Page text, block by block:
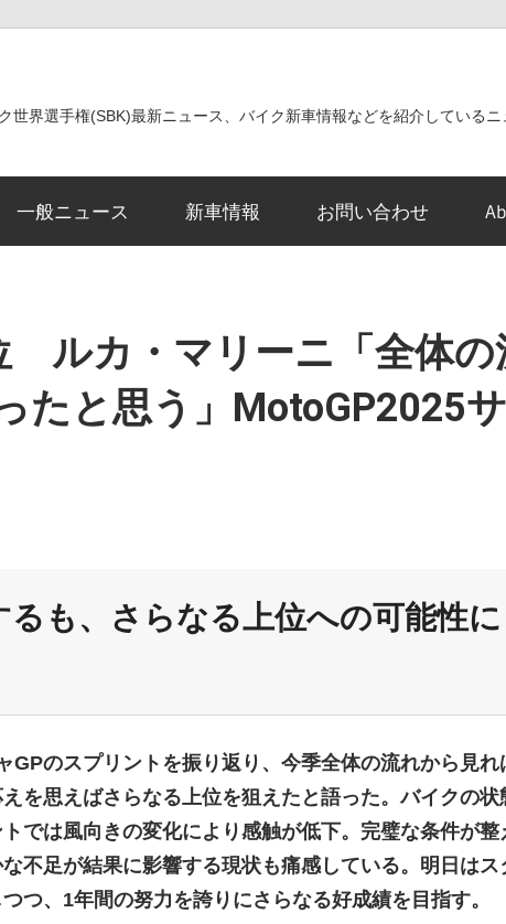
界選手権(SBK)最新ニュース、バイク新車情報などを紹介しているニ
一般ニュース 新車情報 お問い合わせ
ルカ・マリーニ「全体の
たと思う」MotoGP2025サ
も、さらなる上位への可能性に
GPのスプリントを振り返り、今季全体の流れから見れ
を思えばさらなる上位を狙えたと語った。バイクの状
では風向きの変化により感触が低下。完璧な条件が整
不足が結果に影響する現状も痛感している。明日はス
つ、1年間の努力を誇りにさらなる好成績を目指す。